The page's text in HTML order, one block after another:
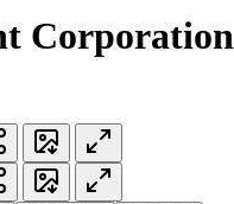
Corporation